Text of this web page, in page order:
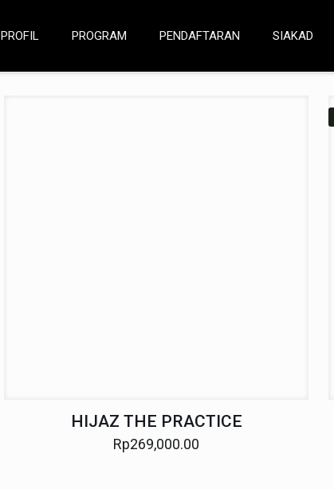
PROFIL PROGRAM PENDAFTARAN SIAKAD
HIJAZ THE PRACTICE
Rp269,000.00